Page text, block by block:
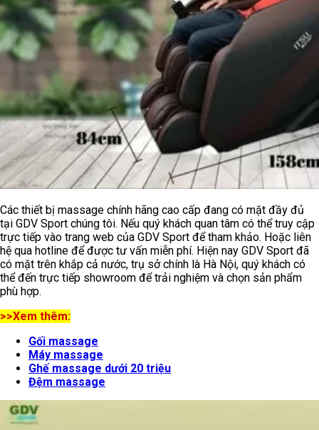
Các thiết bị massage chính hãng cao cấp đang có mặt đầy đủ
tại GDV Sport chúng tôi. Nếu quý khách quan tâm có thể truy cập
trực tiếp vào trang web của GDV Sport để tham khảo. Hoặc liên
hệ qua hotline để được tư vấn miễn phí. Hiện nay GDV Sport đã
có mặt trên khắp cả nước, trụ sở chính là Hà Nội, quý khách có
thể đến trực tiếp showroom để trải nghiệm và chọn sản phẩm
phù hợp.
>>Xem thêm:
Gối massage
Máy massage
Ghế massage dưới 20 triệu
Đệm massage